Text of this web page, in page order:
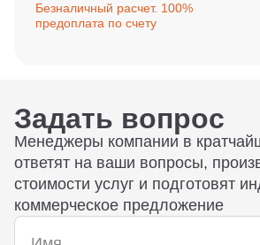
Безналичный расчет. 100%
предоплата по счету
Задать вопрос
Менеджеры компании в
ответят на ваши вопросы,
стоимости услуг и подготовят
коммерческое предложение